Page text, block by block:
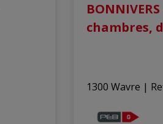
chambres,
1300 Wavre |